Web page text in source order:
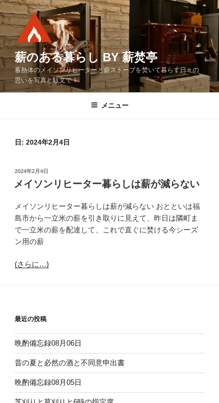
コ
ン
テ
ン
ツ
へ
キ
薪のある暮らし BY 薪焚亭
蓄熱体のメイソンリヒーターと薪ストーブを焚いて暮らす日々の
思いを写真と駄文で！
メニュー
日: 2024年2月4日
投
日:
2024年2月4日
メイソンリヒーター暮らしは薪が減らない
メイソンリヒーター暮らしは薪が減らない おとといは福
島市から一立米の薪を引き取りに見えて、昨日は隣町ま
で一立米の薪を配達して、これで直ぐに焚ける今シーズ
ン用の薪
(さらに…)
最近の投稿
晩酌備忘録08月06日
昔の夏と必然の酒と不同意申出書
晩酌備忘録08月05日